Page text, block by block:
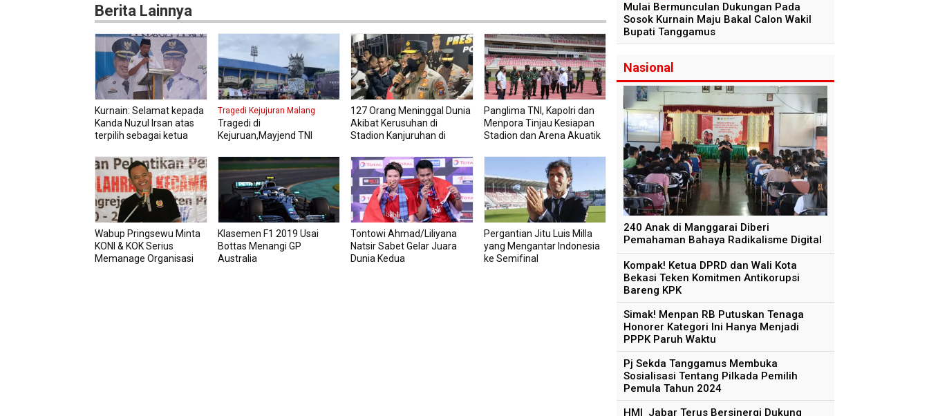
Berita Lainnya
Kurnain: Selamat kepada
Kanda Nuzul Irsan atas
terpilih sebagai ketua
Tragedi Kejujuran Malang
Tragedi di
Kejuruan,Mayjend TNI
V/Brawijaya Meminta Maaf
Atas Tindakan Prajurit TNI
127 Orang Meninggal Dunia
Akibat Kerusuhan di
Stadion Kanjuruhan di
Panglima TNI, Kapolri dan
Menpora Tinjau Kesiapan
Stadion dan Arena Akuatik
Wabup Pringsewu Minta
KONI & KOK Serius
Memanage Organisasi
Klasemen F1 2019 Usai
Bottas Menangi GP
Australia
Tontowi Ahmad/Liliyana
Natsir Sabet Gelar Juara
Dunia Kedua
Pergantian Jitu Luis Milla
yang Mengantar Indonesia
ke Semifinal
Mulai Bermunculan Dukungan Pada
Sosok Kurnain Maju Bakal Calon Wakil
Bupati Tanggamus
Nasional
240 Anak di Manggarai Diberi
Pemahaman Bahaya Radikalisme Digital
Kompak! Ketua DPRD dan Wali Kota
Bekasi Teken Komitmen Antikorupsi
Bareng KPK
Simak! Menpan RB Putuskan Tenaga
Honorer Kategori Ini Hanya Menjadi
PPPK Paruh Waktu
Pj Sekda Tanggamus Membuka
Sosialisasi Tentang Pilkada Pemilih
Pemula Tahun 2024
HMI Jabar Terus Bersinergi Dukung